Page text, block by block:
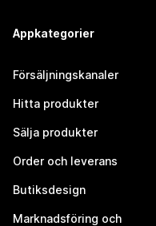
Appkategorier
Försäljningskanaler
Hitta produkter
Sälja produkter
Order och leverans
Butiksdesign
Marknadsföring och